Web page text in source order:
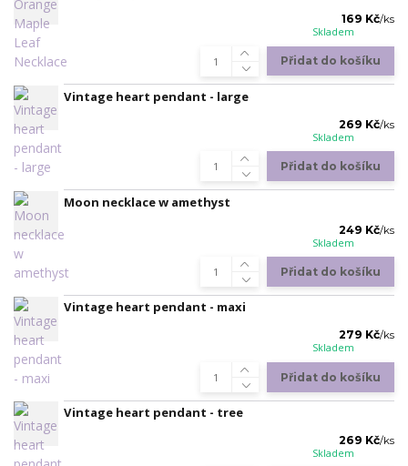
169 Kč/ks
Skladem
Přidat do košíku
Vintage heart pendant - large
269 Kč/ks
Skladem
Přidat do košíku
Moon necklace w amethyst
249 Kč/ks
Skladem
Přidat do košíku
Vintage heart pendant - maxi
279 Kč/ks
Skladem
Přidat do košíku
Vintage heart pendant - tree
269 Kč/ks
Skladem